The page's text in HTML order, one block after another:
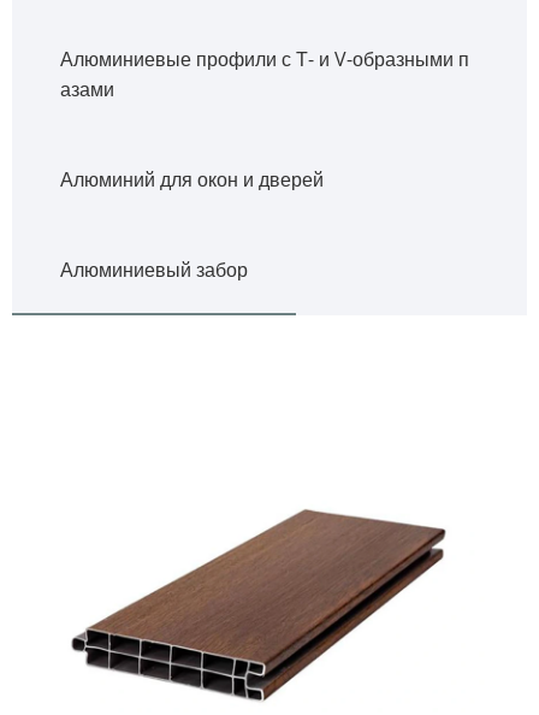
Алюминиевые профили с Т- и V-образными п
азами
Алюминий для окон и дверей
Алюминиевый забор